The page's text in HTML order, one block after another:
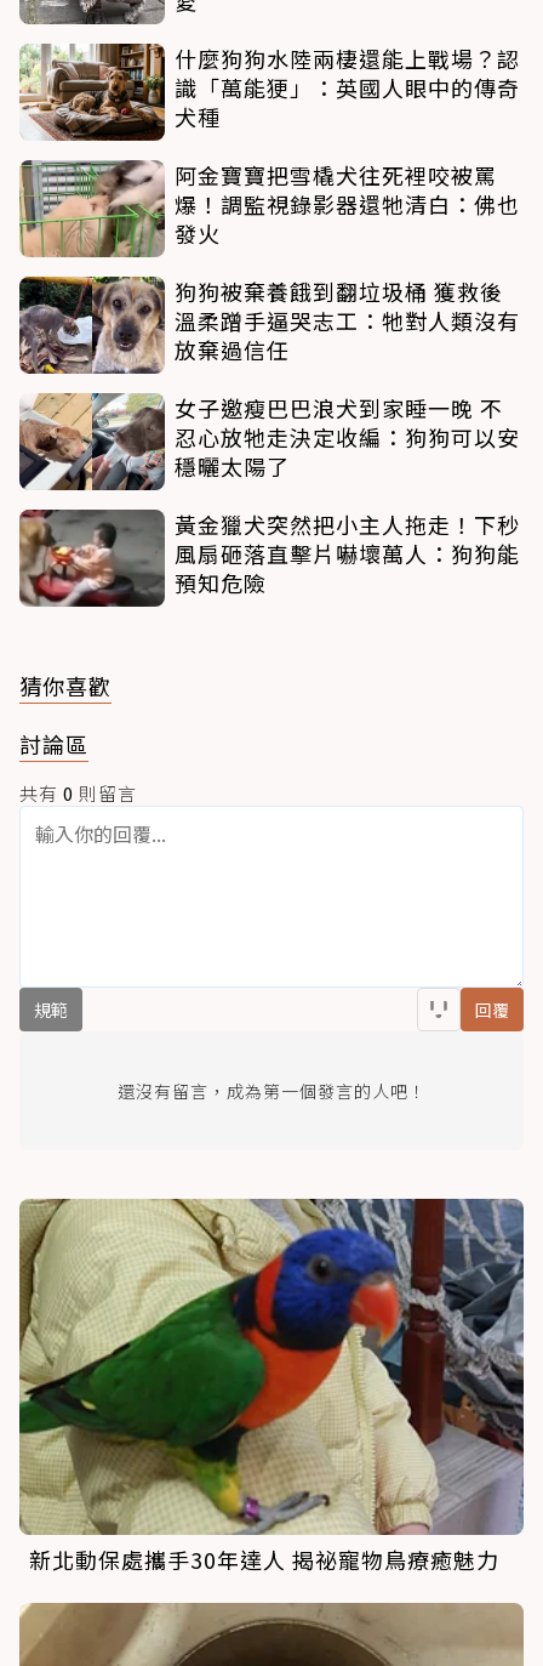
什麼狗狗水陸兩棲還能上戰場？認
識「萬能㹴」：英國人眼中的傳奇
犬種
阿金寶寶把雪橇犬往死裡咬被罵
爆！調監視錄影器還牠清白：佛也
發火
狗狗被棄養餓到翻垃圾桶 獲救後
溫柔蹭手逼哭志工：牠對人類沒有
放棄過信任
女子邀瘦巴巴浪犬到家睡一晚 不
忍心放牠走決定收編：狗狗可以安
穩曬太陽了
黃金獵犬突然把小主人拖走！下秒
風扇砸落直擊片嚇壞萬人：狗狗能
預知危險
猜你喜歡
討論區
共有 0 則留言
規範 回覆
還沒有留言，成為第一個發言的人吧！
新北動保處攜手30年達人 揭祕寵物鳥療癒魅力